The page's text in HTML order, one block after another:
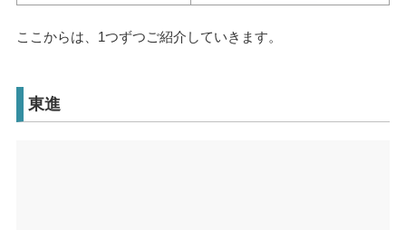
ここからは、1つずつご紹介していきます。
東進